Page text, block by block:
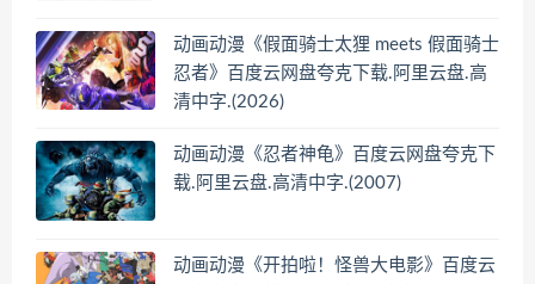
动画动漫《假面骑士太狸 meets 假面骑士
忍者》百度云网盘夸克下载.阿里云盘.高
清中字.(2026)
动画动漫《忍者神龟》百度云网盘夸克下
载.阿里云盘.高清中字.(2007)
动画动漫《开拍啦！怪兽大电影》百度云